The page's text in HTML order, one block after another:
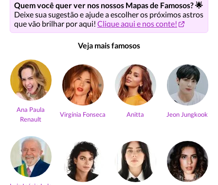
Quem você quer ver nos nossos Mapas de Famosos? 🌟
Deixe sua sugestão e ajude a escolher os próximos astros
que vão brilhar por aqui! Clique aqui e nos conte!
Veja mais famosos
Ana Paula
Renault
Virgínia Fonseca Anitta Jeon Jungkook